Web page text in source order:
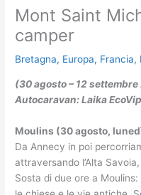
Mont Saint
camper
Bretagna, Europa, Francia,
(30 agosto – 12
Autocaravan: Laika
Moulins (30 agosto,
Da Annecy in poi
attraversando l’Alta
Sosta di due ore a